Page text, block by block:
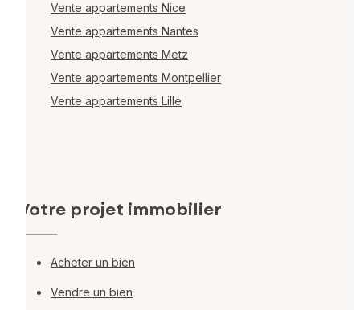
Vente appartements Nice
Vente appartements Nantes
Vente appartements Metz
Vente appartements Montpellier
Vente appartements Lille
Votre projet immobilier
Acheter un bien
Vendre un bien